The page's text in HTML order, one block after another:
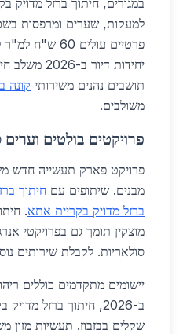
במגורים, חיתוך ברזל מדויק
למעקות, שערים ומרפסות
יחידות דיור
תושבים נהנים משירותי קונה
משולבים.
פרויקטים בולטים
מבנים. שיתופים עם חיתוך
ברזל מדויק בקריית אתא.
מוצקין תומך גם בפרויקטי
סולאריות. לקבלת שירותים
יישומים מתקדמים כוללים
ב-2026, חיתוך ברזל
שקלים בבזבוז. תעשיות מזון